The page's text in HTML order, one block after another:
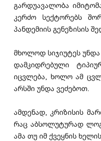
გარდუავალობა
კერძო სექტორებს
პანდემიის გენეზისის
მხოლოდ სიჯიუტეს უნდა
დამკიდრებული
იცვლება, ხოლო ამ
არსში უნდა ვეძებოთ.
ამდენად, კრიზისის
რაც აბსოლუტურად
ამა თუ იმ ქვეყნის